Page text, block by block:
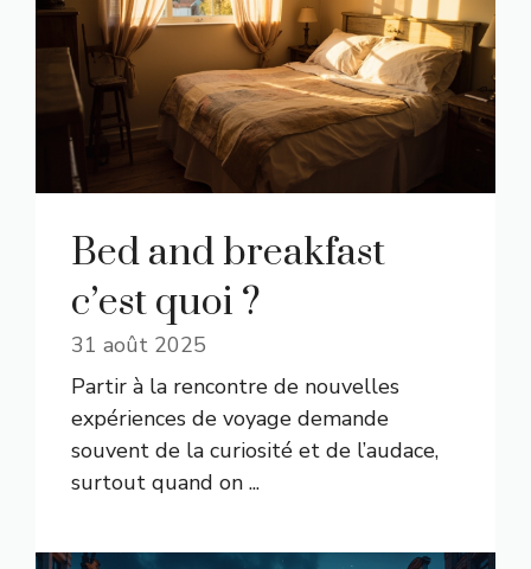
Bed and breakfast
c’est quoi ?
31 août 2025
Partir à la rencontre de nouvelles
expériences de voyage demande
souvent de la curiosité et de l’audace,
surtout quand on ...